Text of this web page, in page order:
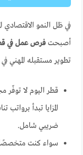
في ظل النمو الاقتصادي
أصبحتفرص عمل في
تطوير مستقبله المهني
قطر اليوم لا
المزايا تبدأ
ضريبي شامل.
سواء كنت متخصصًا